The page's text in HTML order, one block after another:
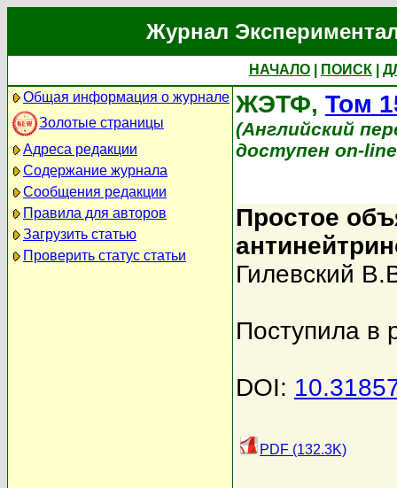
Журнал
НАЧАЛО ПОИСК
Общая информация о журнале
Золотые страницы
Адреса редакции
Содержание журнала
Сообщения редакции
Правила для авторов
Загрузить статью
Проверить статус статьи
ЖЭТФ, Том
(Английский
доступен on-
Простое
Гилевский
Поступила в
DOI:
PDF (132.3K)